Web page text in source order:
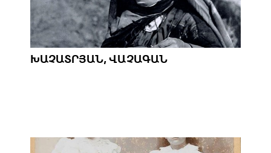
ԽԱՉԱՏՐՅԱՆ, ՎԱՉԱԳԱՆ